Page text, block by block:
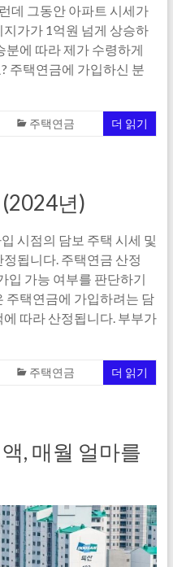
데 그동안 아파트 시세가
가가 1억원 넘게 상승하
분에 따라 제가 수령하게
주택연금에 가입하신 분
주택연금 더 읽기
년)
시점의 담보 주택 시세 및
됩니다. 주택연금 산정
입 가능 여부를 판단하기
주택연금에 가입하려는 담
따라 산정됩니다. 부부가
주택연금 더 읽기
, 매월 얼마를